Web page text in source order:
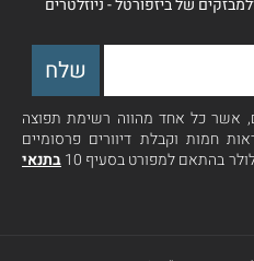
של ביזפורטל - ניוזלטרים
אשר כל אחד מהווה רשימת תפוצה
חמות וקבלת דיוורים פרסומיים
בהתאם למפורט בסעיף 10
בתנאי